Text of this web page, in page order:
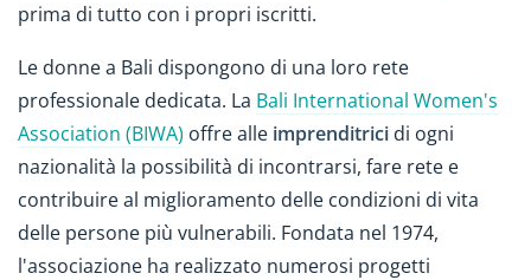
prima di tutto con i propri iscritti.
Le donne a Bali dispongono di una loro rete
professionale dedicata. La Bali International Women's
Association (BIWA) offre alle imprenditrici di ogni
nazionalità la possibilità di incontrarsi, fare rete e
contribuire al miglioramento delle condizioni di vita
delle persone più vulnerabili. Fondata nel 1974,
l'associazione ha realizzato numerosi progetti